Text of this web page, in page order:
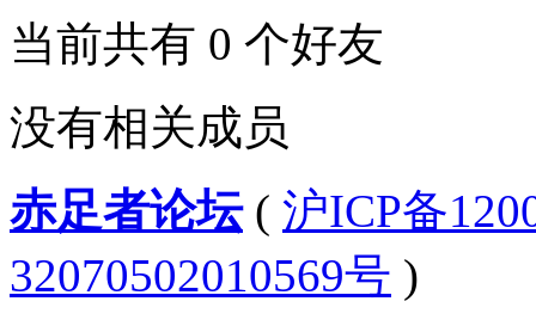
当前共有 0 个好友
没有相关成员
赤足者论坛( 沪ICP备
32070502010569号 )